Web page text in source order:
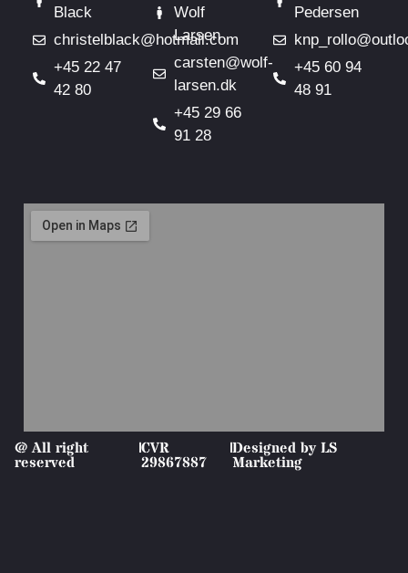
Black
christelblack@hotmail.com
+45 22 47
42 80
Wolf
Larsen
carsten@wolf-
larsen.dk
+45 29 66
91 28
Pedersen
+45 60 94
48 91
@ All right
reserved
|CVR
29867887
|Designed by LS
Marketing